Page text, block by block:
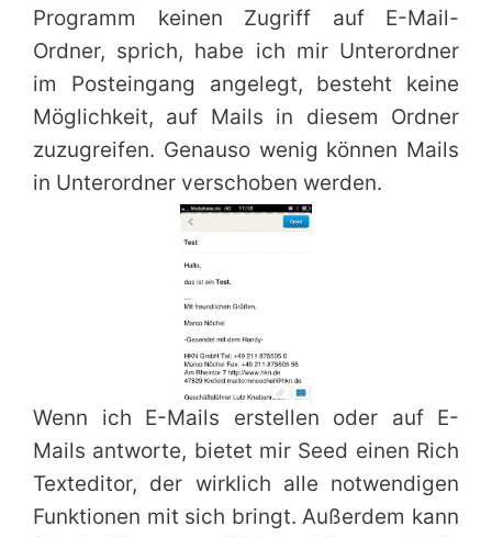
Programm keinen Zugriff auf E-Mail-
Ordner, sprich, habe ich mir Unterordner
im Posteingang angelegt, besteht keine
Möglichkeit, auf Mails in diesem Ordner
zuzugreifen. Genauso wenig können Mails
in Unterordner verschoben werden.
Wenn ich E-Mails erstellen oder auf E-
Mails antworte, bietet mir Seed einen Rich
Texteditor, der wirklich alle notwendigen
Funktionen mit sich bringt. Außerdem kann